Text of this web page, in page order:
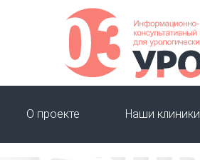
О проекте Наши клиники